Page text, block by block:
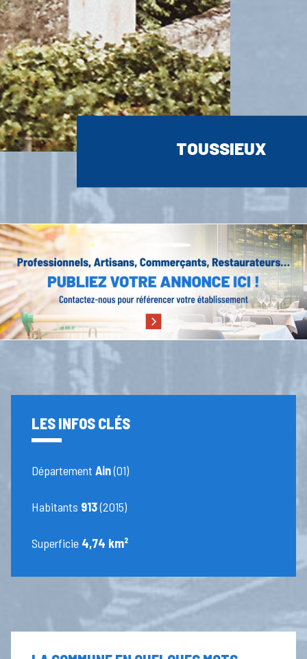
TOUSSIEUX
LES INFOS CLÉS
DépartementAin(01)
Habitants 913(2015)
Superficie 4,74 km²